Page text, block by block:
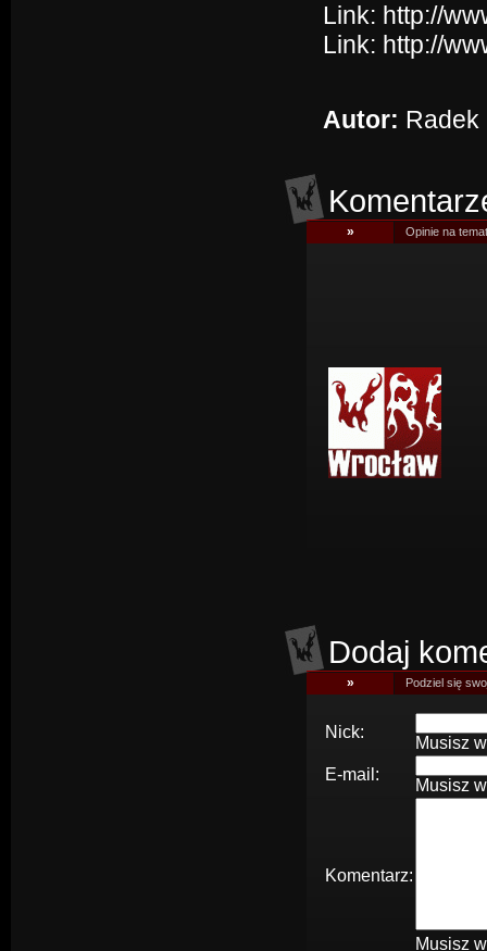
Link: http://
Link: http://
Autor: Radek
» Opinie na
Dodaj
» Podziel się
Nick:
Musisz
E-mail:
Musisz
Komentarz:
Musisz